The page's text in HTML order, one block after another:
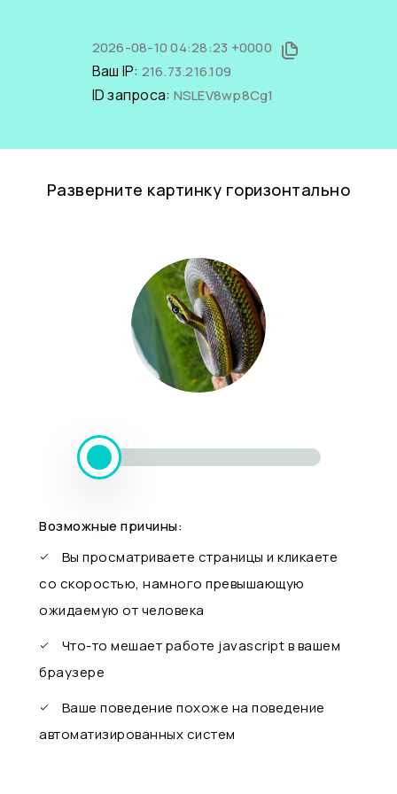
2026-08-10 04:28:23 +0000
Ваш IP: 216.73.216.109
ID запроса: NSLEV8wp8Cg1
Разверните картинку горизонтально
Возможные причины:
Вы просматриваете страницы и кликаете
со скоростью, намного превышающую
ожидаемую от человека
Что-то мешает работе javascript в вашем
браузере
Ваше поведение похоже на поведение
автоматизированных систем